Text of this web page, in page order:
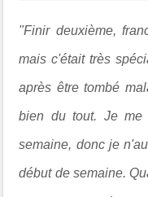
"Finir deuxième,
mais c'était très
après être tombé
bien du tout. Je me
semaine, donc je
début de semaine.